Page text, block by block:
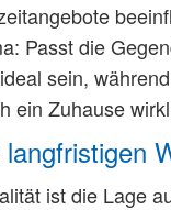
Passt die
sein,
ein Zuhause
ist die Lage